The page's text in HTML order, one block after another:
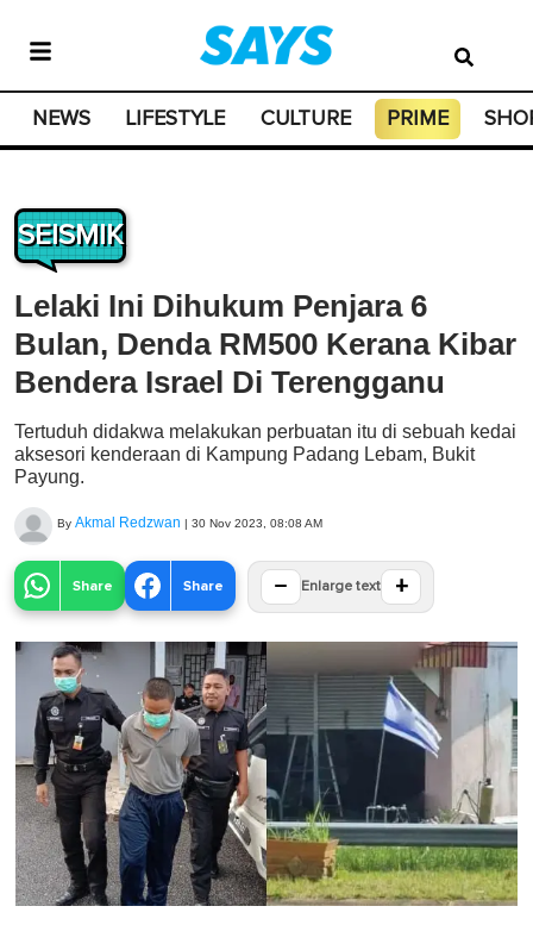
NEWS LIFESTYLE CULTURE PRIME
SEISMIK
Lelaki Ini Dihukum Penjara 6
Bulan, Denda RM500 Kerana Kibar
Bendera Israel Di Terengganu
Tertuduh didakwa melakukan perbuatan itu di sebuah kedai
aksesori kenderaan di Kampung Padang Lebam, Bukit
Payung.
By Akmal Redzwan | 30 Nov 2023, 08:08 AM
Share Share − Enlarge text +